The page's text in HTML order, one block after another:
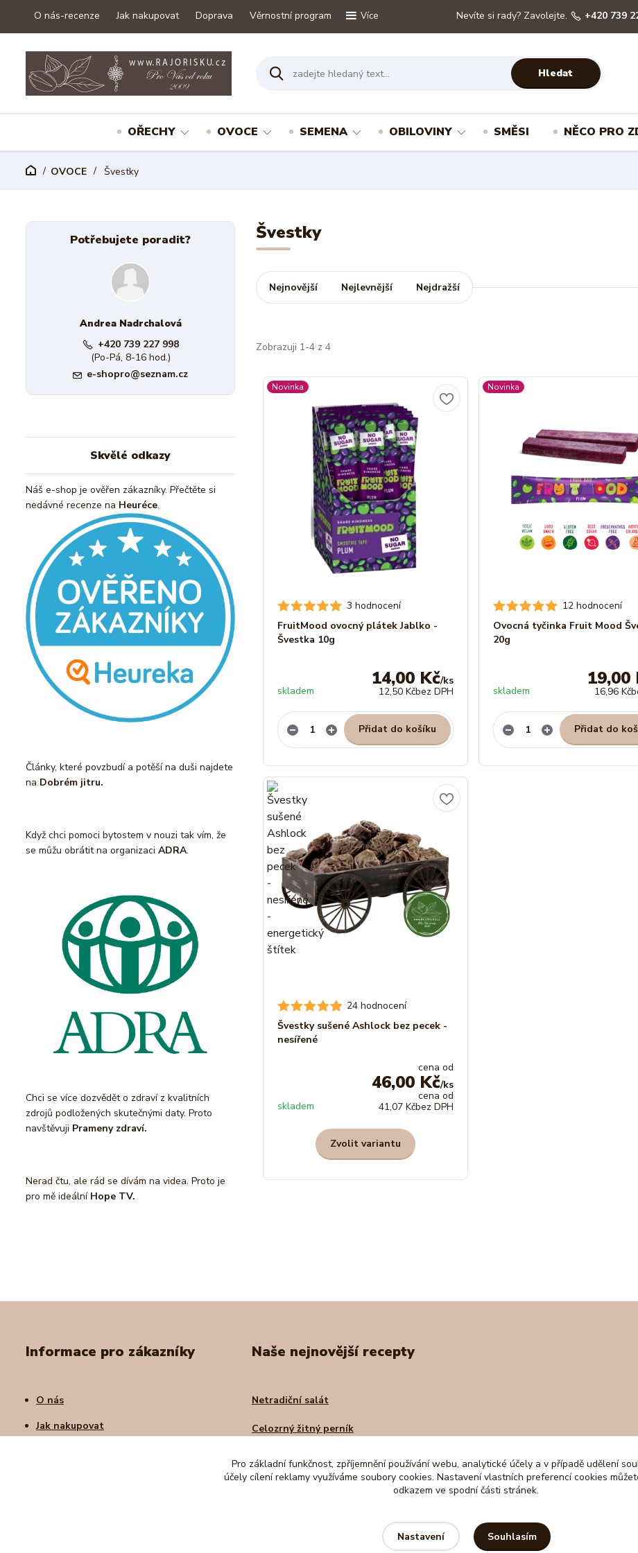
O nás-recenze Jak nakupovat Doprava Věrnostní program Více
Hledat
Nevíte si rady? Zavolejte. +420 739
OŘECHY OVOCE SEMENA OBILOVINY SMĚSI NĚCO PRO
OVOCE Švestky
Švestky
Nejnovější Nejlevnější Nejdražší
Zobrazuji 1-4 z 4
Novinka
3 hodnocení
FruitMood ovocný plátek Jablko -
Švestka 10g
14,00 Kč/ks
12,50 Kčbez DPH
skladem
Přidat do košíku
Novinka
12 hodnocení
Ovocná tyčinka Fruit Mood
20g
19,00
16,96 Kč
skladem
Přidat do
24 hodnocení
Švestky sušené Ashlock bez pecek -
nesířené
cena od
46,00 Kč/ks
cena od
41,07 Kčbez DPH
skladem
Zvolit variantu
Potřebujete poradit?
Andrea Nadrchalová
+420 739 227 998
(Po-Pá, 8-16 hod.)
e-shopro@seznam.cz
Skvělé odkazy
Náš e-shop je ověřen zákazníky. Přečtěte si
nedávné recenze na Heuréce.
Články, které povzbudí a potěší na duši najdete
na Dobrém jitru.
Když chci pomoci bytostem v nouzi tak vím, že
se můžu obrátit na organizaci ADRA.
Chci se více dozvědět o zdraví z kvalitních
zdrojů podložených skutečnými daty. Proto
navštěvuji Prameny zdraví.
Nerad čtu, ale rád se dívám na videa. Proto je
pro mě ideální Hope TV.
Informace pro zákazníky
O nás
Jak nakupovat
Naše nejnovější recepty
Netradiční salát
Celozrný žitný perník
Tradiční židovský jablečný dort
Sladká pomazánka z arašídů a datlí
Pro základní funkčnost, zpříjemnění používání webu, analytické účely a v případě udělení
účely cílení reklamy využíváme soubory cookies. Nastavení vlastních preferencí cookies
odkazem ve spodní části stránek.
Nastavení Souhlasím